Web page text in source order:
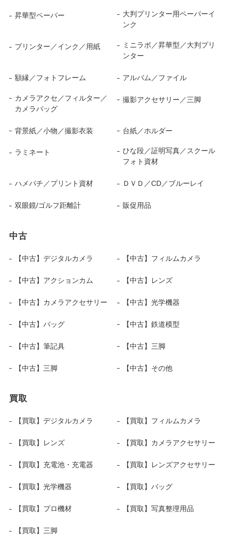
昇華型ペーパー
大判プリンター用ペーパーイ
ンク
プリンター／インク／用紙
ミニラボ／昇華型／大判プリ
ンター
額縁／フォトフレーム アルバム／ファイル
カメラアクセ／フィルター／
カメラバッグ
撮影アクセサリー／三脚
背景紙／小物／撮影衣装 台紙／ホルダー
ラミネート
ひな段／証明写真／スクール
フォト資材
ハメパチ／プリント資材 ＤＶＤ／CD／ブルーレイ
双眼鏡/ゴルフ距離計 販促用品
中古
【中古】デジタルカメラ 【中古】フィルムカメラ
【中古】アクションカム 【中古】レンズ
【中古】カメラアクセサリー 【中古】光学機器
【中古】バッグ 【中古】鉄道模型
【中古】筆記具 【中古】三脚
【中古】三脚 【中古】その他
買取
【買取】デジタルカメラ 【買取】フィルムカメラ
【買取】レンズ 【買取】カメラアクセサリー
【買取】充電池・充電器 【買取】レンズアクセサリー
【買取】光学機器 【買取】バッグ
【買取】プロ機材 【買取】写真整理用品
【買取】三脚